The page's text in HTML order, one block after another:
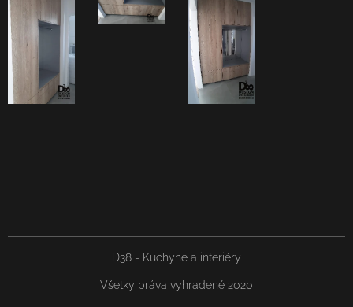
D38 - Kuchyne a interiéry
Všetky práva vyhradené 2020